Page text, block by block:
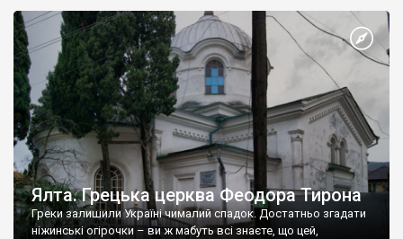
Ялта. Грецька церква Феодора Тирона
Греки залишили Україні чималий спадок. Достатньо згадати
ніжинські огірочки – ви ж мабуть всі знаєте, що цей,